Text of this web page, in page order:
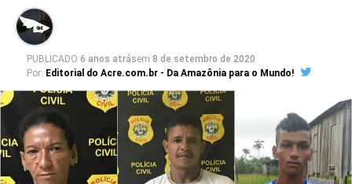
PUBLICADO 6 anos atrásem 8 de setembro de 2020
Por: Editorial do Acre.com.br - Da Amazônia para o Mundo!